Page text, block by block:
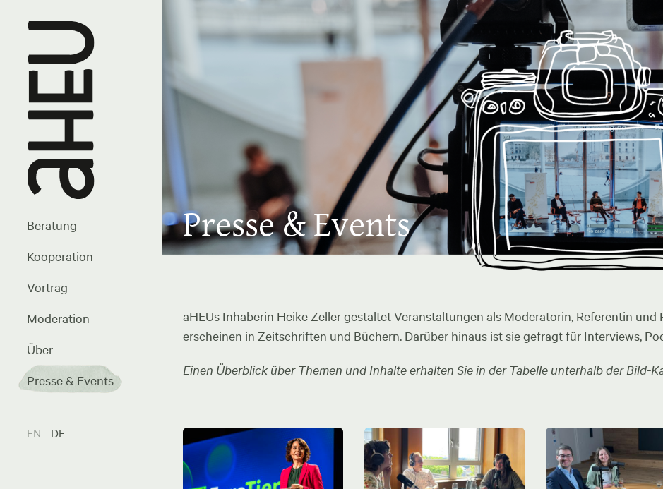
Beratung
Kooperation
Vortrag
Moderation
Über
Presse & Events
EN DE
Presse & Events
aHEUs Inhaberin Heike Zeller gestaltet Veranstaltungen als Moderatorin, Referentin
erscheinen in Zeitschriften und Büchern. Darüber hinaus ist sie gefragt für Interviews,
Einen Überblick über Themen und Inhalte erhalten Sie in der Tabelle unterhalb der Bild-